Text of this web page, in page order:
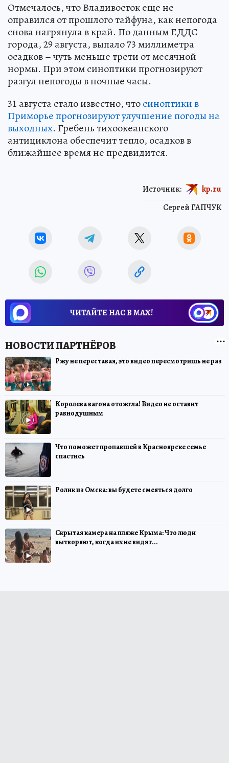
Отмечалось, что Владивосток еще не
оправился от прошлого тайфуна, как непогода
снова нагрянула в край. По данным ЕДДС
города, 29 августа, выпало 73 миллиметра
осадков – чуть меньше трети от месячной
нормы. При этом синоптики прогнозируют
разгул непогоды в ночные часы.
31 августа стало известно, чтосиноптики в
Приморье прогнозируют улучшение погоды на
выходных. Гребень тихоокеанского
антициклона обеспечит тепло, осадков в
ближайшее время не предвидится.
Сергей ГАПЧУК
Источник: kp.ru
ЧИТАЙТЕ НАС В МАХ!
Ржу не переставая, это видео пересмотришь не раз
Королева вагона отожгла! Видео не оставит
равнодушным
Что поможет пропавшей в Красноярске семье
спастись
Ролик из Омска: вы будете смеяться долго
Скрытая камера на пляже Крыма: Что люди
вытворяют, когда их не видят...